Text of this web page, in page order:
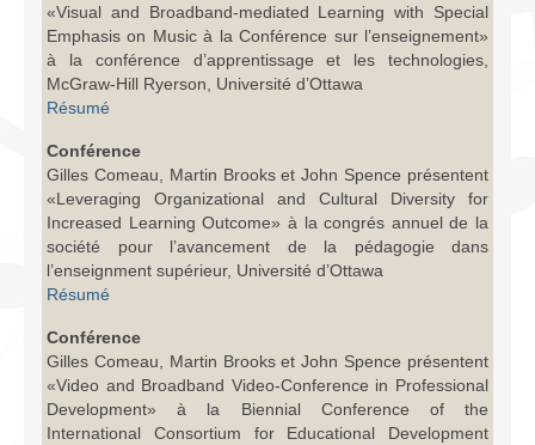
«Visual and Broadband-mediated Learning with Special
Emphasis on Music à la Conférence sur l’enseignement»
à la conférence d’apprentissage et les technologies,
McGraw-Hill Ryerson, Université d’Ottawa
Résumé
Conférence
Gilles Comeau, Martin Brooks et John Spence présentent
«Leveraging Organizational and Cultural Diversity for
Increased Learning Outcome» à la congrés annuel de la
société pour l’avancement de la pédagogie dans
l’enseignment supérieur, Université d’Ottawa
Résumé
Conférence
Gilles Comeau, Martin Brooks et John Spence présentent
«Video and Broadband Video-Conference in Professional
Development» à la Biennial Conference of the
International Consortium for Educational Development